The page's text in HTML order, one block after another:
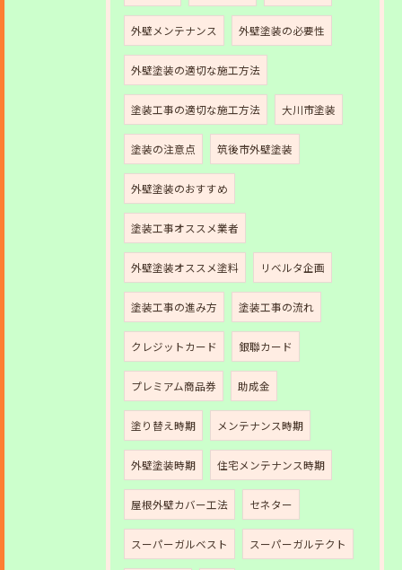
外壁メンテナンス 外壁塗装の必要性
外壁塗装の適切な施工方法
塗装工事の適切な施工方法 大川市塗装
塗装の注意点 筑後市外壁塗装
外壁塗装のおすすめ
塗装工事オススメ業者
外壁塗装オススメ塗料 リベルタ企画
塗装工事の進み方 塗装工事の流れ
クレジットカード 銀聯カード
プレミアム商品券 助成金
塗り替え時期 メンテナンス時期
外壁塗装時期 住宅メンテナンス時期
屋根外壁カバー工法 セネター
スーパーガルベスト スーパーガルテクト